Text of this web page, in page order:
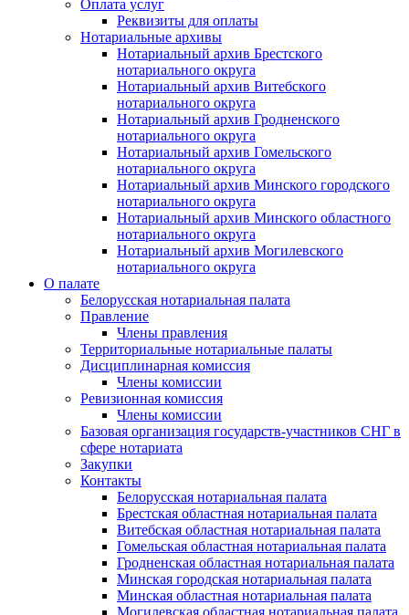
Оплата услуг
Реквизиты для оплаты
Нотариальные архивы
Нотариальный архив Брестского
нотариального округа
Нотариальный архив Витебского
нотариального округа
Нотариальный архив Гродненского
нотариального округа
Нотариальный архив Гомельского
нотариального округа
Нотариальный архив Минского городского
нотариального округа
Нотариальный архив Минского областного
нотариального округа
Нотариальный архив Могилевского
нотариального округа
О палате
Белорусская нотариальная палата
Правление
Члены правления
Территориальные нотариальные палаты
Дисциплинарная комиссия
Члены комиссии
Ревизионная комиссия
Члены комиссии
Базовая организация государств-участников СНГ в
сфере нотариата
Закупки
Контакты
Белорусская нотариальная палата
Брестская областная нотариальная палата
Витебская областная нотариальная палата
Гомельская областная нотариальная палата
Гродненская областная нотариальная палата
Минская городская нотариальная палата
Минская областная нотариальная палата